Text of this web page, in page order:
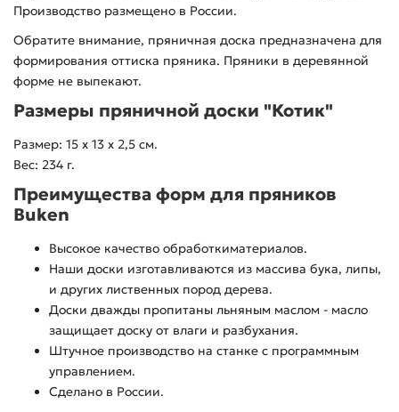
Производство размещено в России.
Обратите внимание, пряничная доска предназначена для
формирования оттиска пряника. Пряники в деревянной
форме не выпекают.
Размеры пряничной доски "Котик"
Размер: 15 х 13 х 2,5 см.
Вес: 234 г.
Преимущества форм для пряников
Buken
Высокое качество обработкиматериалов.
Наши доски изготавливаются из массива бука, липы,
и других лиственных пород дерева.
Доски дважды пропитаны льняным маслом - масло
защищает доску от влаги и разбухания.
Штучное производство на станке с программным
управлением.
Сделано в России.